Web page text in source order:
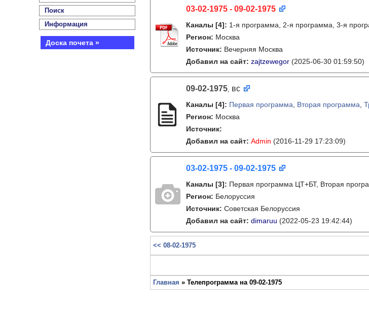
Поиск
Информация
Доска почета »
03-02-1975 - 09-02-1975
Каналы [4]: 1-я программа, 2-я программа, 3-я
Регион: Москва
Источник: Вечерняя Москва
Добавил на сайт: zajtzewegor (2025-06-30 01:59:50)
09-02-1975, вс
Каналы [4]: Первая программа Вторая программа
Регион: Москва
Источник:
Добавил на сайт: Admin (2016-11-29 17:23:09)
03-02-1975 - 09-02-1975
Каналы [3]: Первая программа ЦТ+БТ, Вторая
Регион: Белоруссия
Источник: Советская Белоруссия
Добавил на сайт: dimaruu (2022-05-23 19:42:44)
<< 08-02-1975
Главная » Телепрограмма на 09-02-1975